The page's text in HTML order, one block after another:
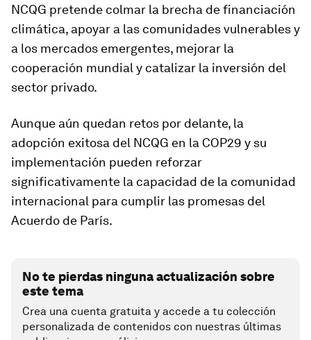
NCQG pretende colmar la brecha de financiación
climática, apoyar a las comunidades vulnerables y
a los mercados emergentes, mejorar la
cooperación mundial y catalizar la inversión del
sector privado.
Aunque aún quedan retos por delante, la
adopción exitosa del NCQG en la COP29 y su
implementación pueden reforzar
significativamente la capacidad de la comunidad
internacional para cumplir las promesas del
Acuerdo de París.
No te pierdas ninguna actualización sobre
este tema
Crea una cuenta gratuita y accede a tu colección
personalizada de contenidos con nuestras últimas